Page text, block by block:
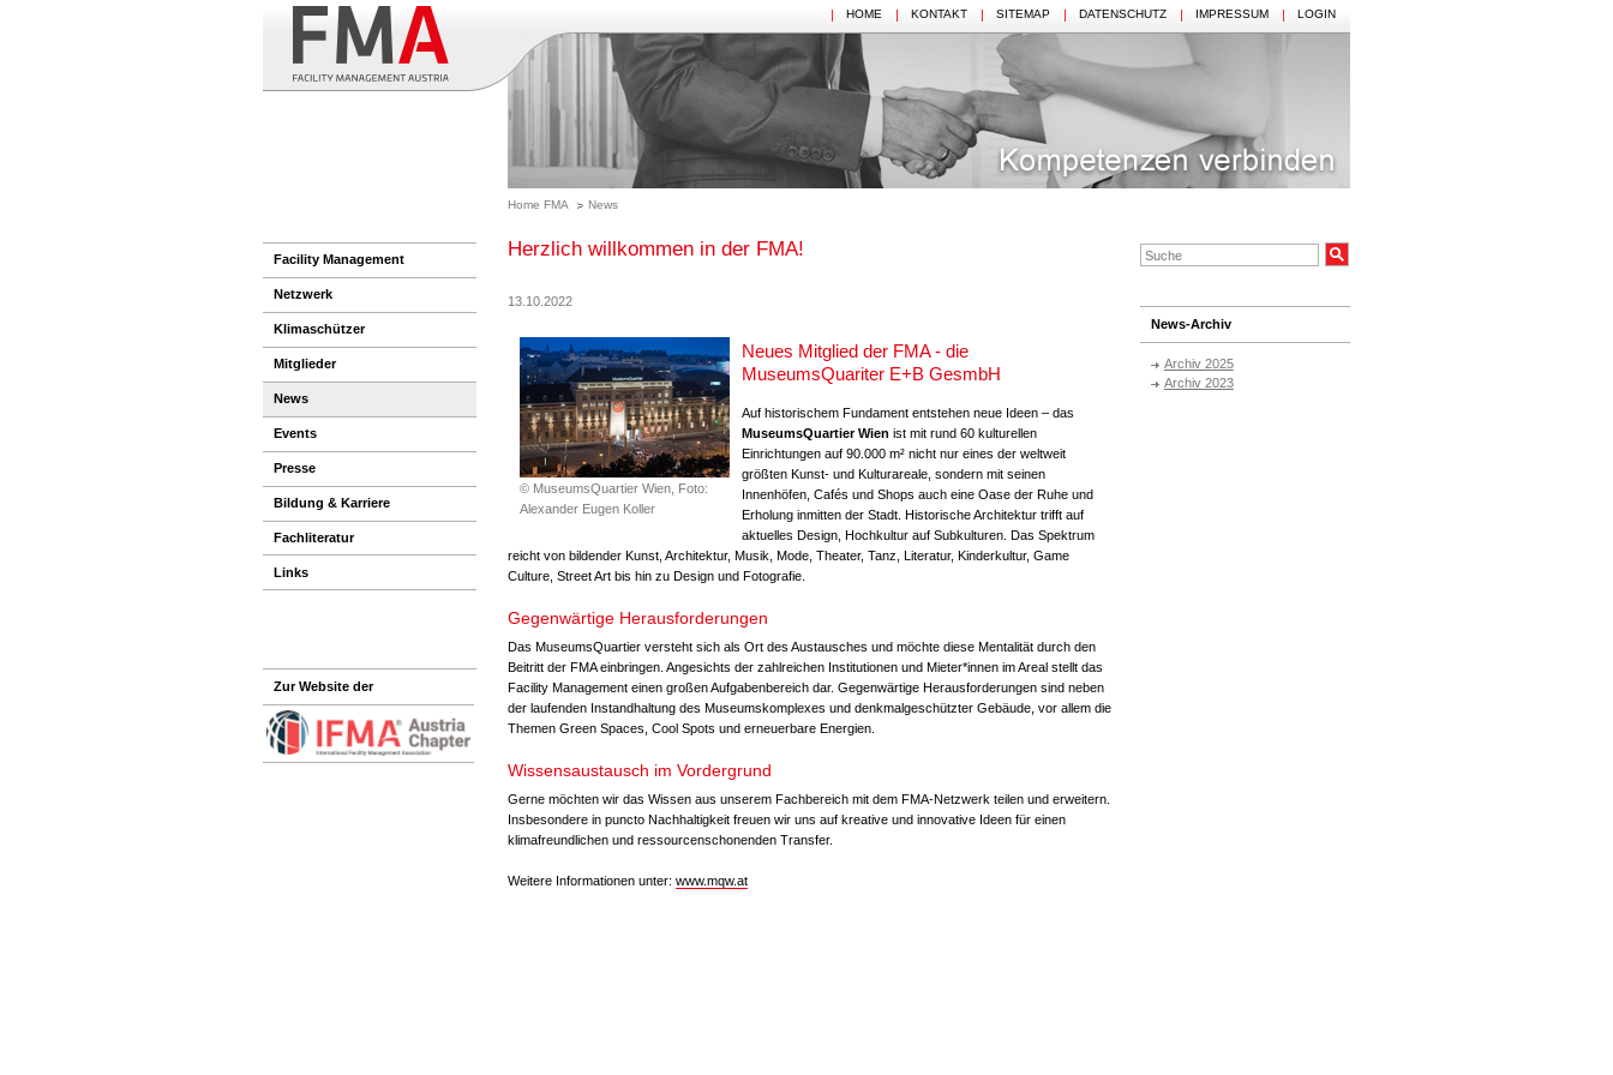
HOME KONTAKT SITEMAP DATENSCHUTZ IMPRESSUM LOGIN
Home FMA News
Facility Management
Netzwerk
Klimaschützer
Mitglieder
News
Events
Presse
Bildung & Karriere
Fachliteratur
Links
Zur Website der
News-Archiv
Archiv 2025
Archiv 2023
Herzlich willkommen in der FMA!
13.10.2022
© MuseumsQuartier Wien, Foto:
Alexander Eugen Koller
Neues Mitglied der FMA - die
MuseumsQuariter E+B GesmbH
Auf historischem Fundament entstehen neue Ideen – das
MuseumsQuartier Wien ist mit rund 60 kulturellen
Einrichtungen auf 90.000 m² nicht nur eines der weltweit
größten Kunst- und Kulturareale, sondern mit seinen
Innenhöfen, Cafés und Shops auch eine Oase der Ruhe und
Erholung inmitten der Stadt. Historische Architektur trifft auf
aktuelles Design, Hochkultur auf Subkulturen. Das Spektrum
reicht von bildender Kunst, Architektur, Musik, Mode, Theater, Tanz, Literatur, Kinderkultur, Game
Culture, Street Art bis hin zu Design und Fotografie.
Gegenwärtige Herausforderungen
Das MuseumsQuartier versteht sich als Ort des Austausches und möchte diese Mentalität durch den
Beitritt der FMA einbringen. Angesichts der zahlreichen Institutionen und Mieter*innen im Areal stellt das
Facility Management einen großen Aufgabenbereich dar. Gegenwärtige Herausforderungen sind neben
der laufenden Instandhaltung des Museumskomplexes und denkmalgeschützter Gebäude, vor allem die
Themen Green Spaces, Cool Spots und erneuerbare Energien.
Wissensaustausch im Vordergrund
Gerne möchten wir das Wissen aus unserem Fachbereich mit dem FMA-Netzwerk teilen und erweitern.
Insbesondere in puncto Nachhaltigkeit freuen wir uns auf kreative und innovative Ideen für einen
klimafreundlichen und ressourcenschonenden Transfer.
Weitere Informationen unter: www.mqw.at